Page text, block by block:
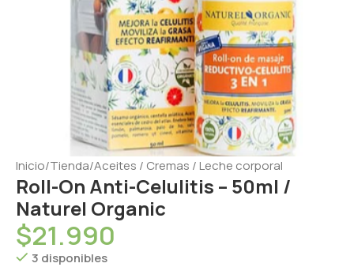
Inicio/Tienda/Aceites / Cremas / Leche corporal
Roll-On Anti-Celulitis – 50ml /
Naturel Organic
$21.990
3 disponibles